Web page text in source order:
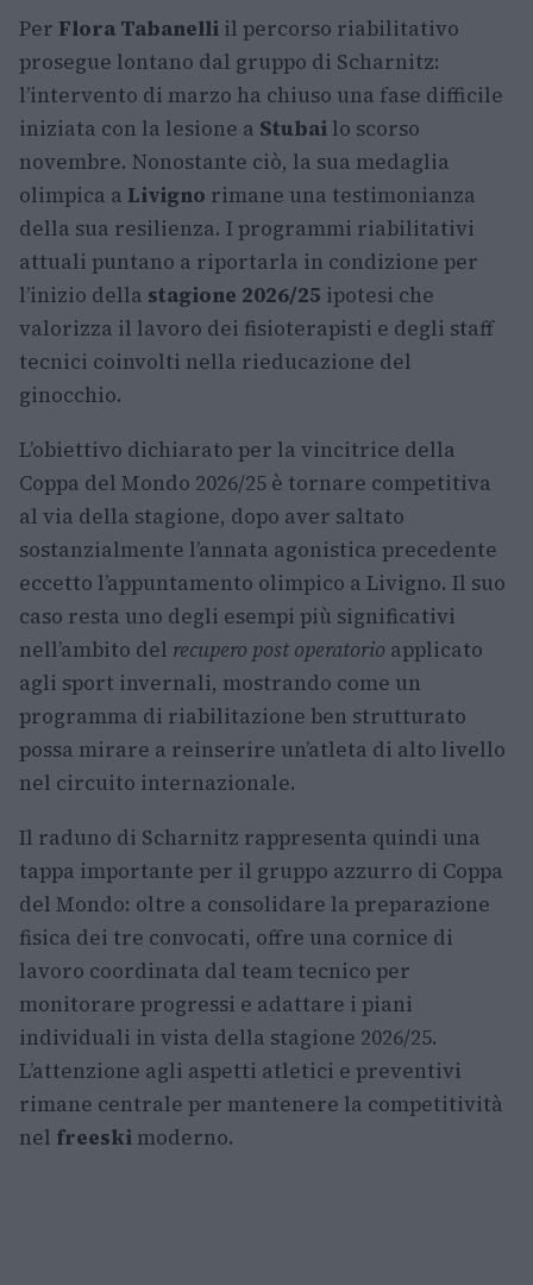
Per Flora Tabanelli il percorso riabilitativo
prosegue lontano dal gruppo di Scharnitz:
l’intervento di marzo ha chiuso una fase difficile
iniziata con la lesione a Stubai lo scorso
novembre. Nonostante ciò, la sua medaglia
olimpica a Livigno rimane una testimonianza
della sua resilienza. I programmi riabilitativi
attuali puntano a riportarla in condizione per
l’inizio della stagione 2026/25 ipotesi che
valorizza il lavoro dei fisioterapisti e degli staff
tecnici coinvolti nella rieducazione del
ginocchio.
L’obiettivo dichiarato per la vincitrice della
Coppa del Mondo 2026/25 è tornare competitiva
al via della stagione, dopo aver saltato
sostanzialmente l’annata agonistica precedente
eccetto l’appuntamento olimpico a Livigno. Il suo
caso resta uno degli esempi più significativi
nell’ambito del recupero post operatorio applicato
agli sport invernali, mostrando come un
programma di riabilitazione ben strutturato
possa mirare a reinserire un’atleta di alto livello
nel circuito internazionale.
Il raduno di Scharnitz rappresenta quindi una
tappa importante per il gruppo azzurro di Coppa
del Mondo: oltre a consolidare la preparazione
fisica dei tre convocati, offre una cornice di
lavoro coordinata dal team tecnico per
monitorare progressi e adattare i piani
individuali in vista della stagione 2026/25.
L’attenzione agli aspetti atletici e preventivi
rimane centrale per mantenere la competitività
nel freeski moderno.